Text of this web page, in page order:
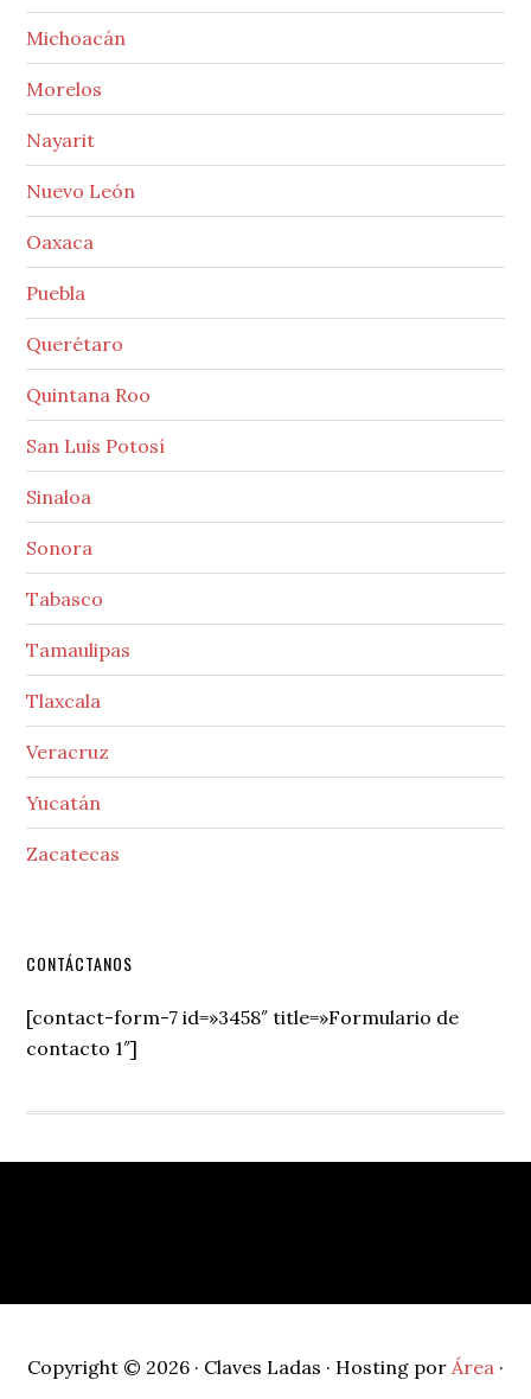
Michoacán
Morelos
Nayarit
Nuevo León
Oaxaca
Puebla
Querétaro
Quintana Roo
San Luis Potosí
Sinaloa
Sonora
Tabasco
Tamaulipas
Tlaxcala
Veracruz
Yucatán
Zacatecas
Secondary
Sidebar
CONTÁCTANOS
[contact-form-7 id=»3458″ title=»Formulario de
contacto 1″]
Copyright © 2026 · Claves Ladas · Hosting por Área ·